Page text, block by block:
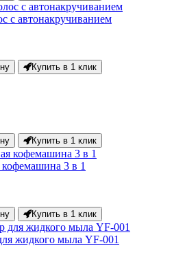
с автонакручиванием
Купить в 1 клик
Купить в 1 клик
кофемашина 3 в 1
Купить в 1 клик
жидкого мыла YF-001